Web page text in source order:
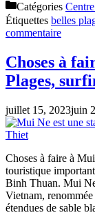
Catégories
Étiquettes belles
commentaire
Choses à
Plages,
juillet 15, 2023juin
Choses à faire à
touristique
Binh Thuan. Mui
Vietnam, renommée
étendues de sable